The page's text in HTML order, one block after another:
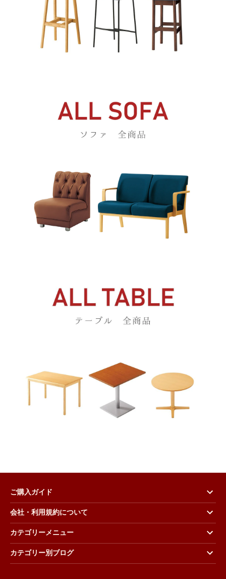
ご購入ガイド
会社・利用規約について
カテゴリーメニュー
カテゴリー別ブログ